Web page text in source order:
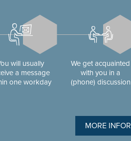
will usually
a message
one workday
We get acquainted
with you in a
(phone) discussion
MORE